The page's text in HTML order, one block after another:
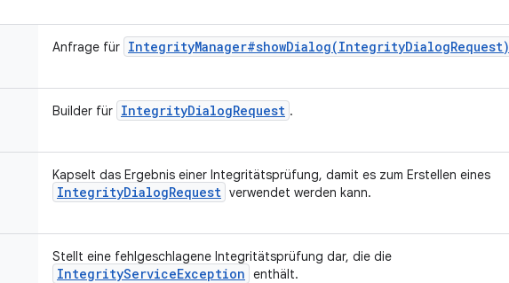
Anfrage für IntegrityManager#showDialog(IntegrityDialogRequest)
Builder für IntegrityDialogRequest .
Kapselt das Ergebnis einer Integritätsprüfung, damit es zum Erstellen eines
IntegrityDialogRequest verwendet werden kann.
Stellt eine fehlgeschlagene Integritätsprüfung dar, die die
IntegrityServiceException enthält.